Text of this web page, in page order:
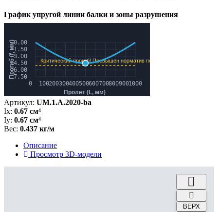
График упругой линии балки и зоны разрушения
Артикул: UM.1.A.2020-ba
Ix: 0.67 см⁴
Iy: 0.67 см⁴
Вес: 0.437 кг/м
Описание
Просмотр 3D-модели
ВЕРХ